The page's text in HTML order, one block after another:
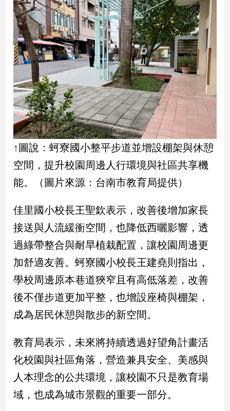
娛
樂
娛
星
聞
流
行/
時
尚
追
星
生
活
建
室
內
設
計
旅
食
星
座/
命
理
↑圖說：蚵寮國小整平步道並增設棚架與休憩
空間，提升校園周邊人行環境與社區共享機
能。（圖片來源：台南市教育局提供）
佳里國小校長王聖欽表示，改善後增加家長
接送與人流緩衝空間，也降低西曬影響，透
過綠帶整合與耐旱植栽配置，讓校園周邊更
加舒適友善。蚵寮國小校長王建堯則指出，
學校周邊原本巷道狹窄且有高低落差，改善
後不僅步道更加平整，也增設座椅與棚架，
成為居民休憩與散步的新空間。
教育局表示，未來將持續透過好望角計畫活
化校園與社區角落，營造兼具安全、美感與
人本理念的公共環境，讓校園不只是教育場
域，也成為城市景觀的重要一部分。